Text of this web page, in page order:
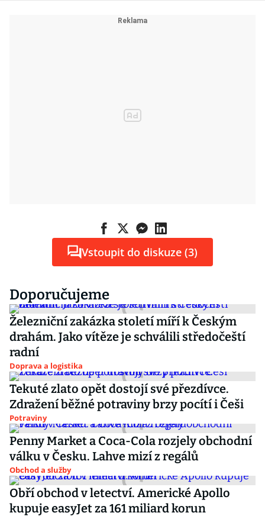
Vstoupit do diskuze (3)
Doporučujeme
Železniční zakázka století míří k Českým
drahám. Jako vítěze je schválili středočeští
radní
Doprava a logistika
Tekuté zlato opět dostojí své přezdívce.
Zdražení běžné potraviny brzy pocítí i Češi
Potraviny
Penny Market a Coca-Cola rozjely obchodní
válku v Česku. Lahve mizí z regálů
Obchod a služby
Obří obchod v letectví. Americké Apollo
kupuje easyJet za 161 miliard korun